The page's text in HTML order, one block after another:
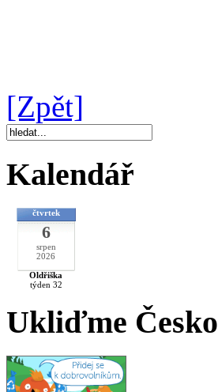
[Zpět]
Kalendář
čtvrtek
6
srpen
2026
Oldřiška
týden 32
Ukliďme Česko